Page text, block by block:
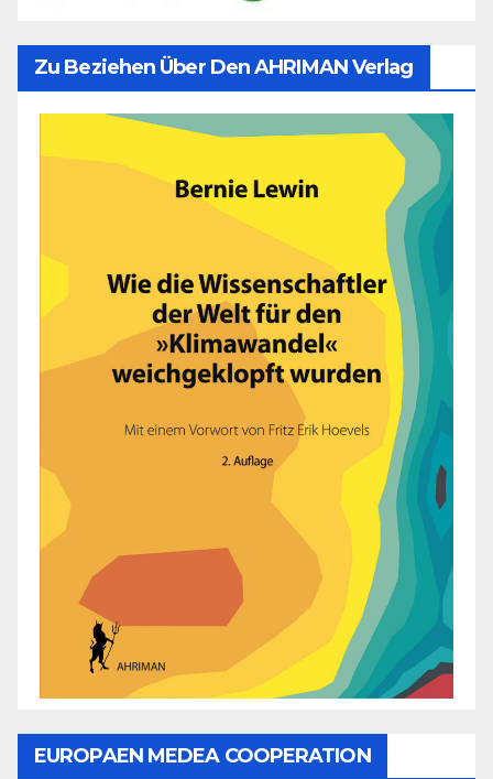
Zu Beziehen Über Den AHRIMAN Verlag
EUROPAEN MEDEA COOPERATION